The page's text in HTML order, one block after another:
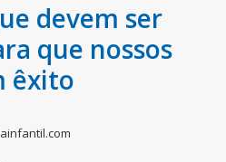
devem ser
que nossos
êxito